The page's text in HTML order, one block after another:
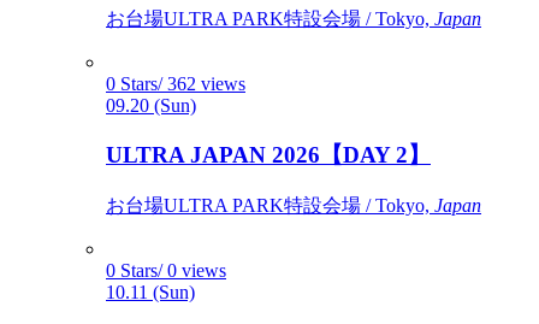
お台場ULTRA PARK特設会場 / Tokyo, Japan
0 Stars/ 362 views
09.20 (Sun)
ULTRA JAPAN 2026【DAY 2】
お台場ULTRA PARK特設会場 / Tokyo, Japan
0 Stars/ 0 views
10.11 (Sun)